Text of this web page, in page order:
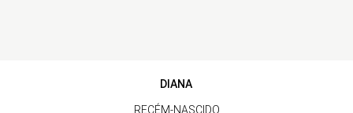
DIANA
RECÉM-NASCIDO